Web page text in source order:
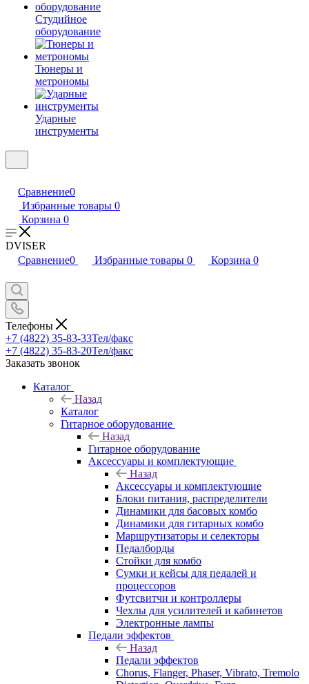
Студийное
оборудование
Тюнеры и
метрономы
Ударные
инструменты
Сравнение0
Избранные товары 0
Корзина 0
DVISER
Сравнение0 Избранные товары 0 Корзина 0
Телефоны
+7 (4822) 35-83-33Тел/факс
+7 (4822) 35-83-20Тел/факс
Заказать звонок
Каталог
Назад
Каталог
Гитарное оборудование
Назад
Гитарное оборудование
Аксессуары и комплектующие
Назад
Аксессуары и комплектующие
Блоки питания, распределители
Динамики для басовых комбо
Динамики для гитарных комбо
Маршрутизаторы и селекторы
Педалборды
Стойки для комбо
Сумки и кейсы для педалей и
процессоров
Футсвитчи и контроллеры
Чехлы для усилителей и кабинетов
Электронные лампы
Педали эффектов
Назад
Педали эффектов
Chorus, Flanger, Phaser, Vibrato, Tremolo